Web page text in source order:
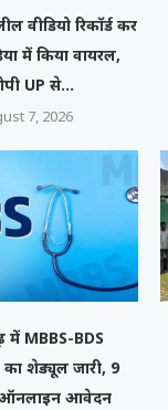
वीडियो रिकॉर्ड कर
में किया वायरल,
UP से...
7, 2026
में MBBS-BDS
का शेड्यूल जारी, 9
आवेदन